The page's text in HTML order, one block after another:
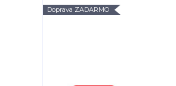
Doprava ZADARMO